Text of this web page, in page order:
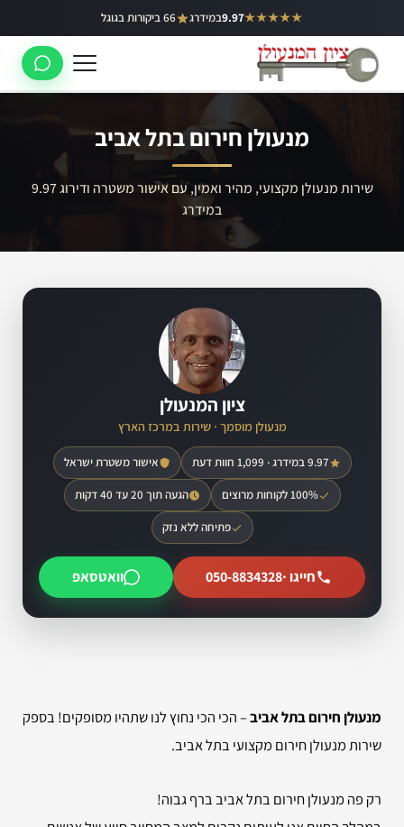
לתוכן
★★★★★
9.97במידרג 66 ביקורות בגוגל באר יעקב
ראשון לציון
רמלה
מנעולן חירום בתל אביב
שירות מנעולן מקצועי, מהיר ואמין, עם אישור משטרה ודירוג 9.97
במידרג
ציון המנעולן
מנעולן מוסמך · שירות במרכז הארץ
9.97 במידרג · 1,099 חוות דעת אישור משטרת ישראל
100% לקוחות מרוצים הגעה תוך 20 עד 40 דקות
פתיחה ללא נזק
חייגו ·050-8834328 וואטסאפ
מנעולן חירום בתל אביב– הכי הכי נחוץ לנו שתהיו מסופקים! בספק
שירות מנעולן חירום מקצועי בתל אביב.
רק פה מנעולן חירום בתל אביב ברף גבוה!